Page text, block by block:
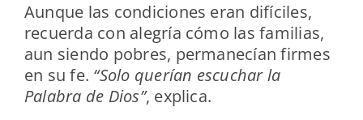
Aunque las condiciones eran difíciles,
recuerda con alegría cómo las familias,
aun siendo pobres, permanecían firmes
en su fe. “Solo querían escuchar la
Palabra de Dios”, explica.